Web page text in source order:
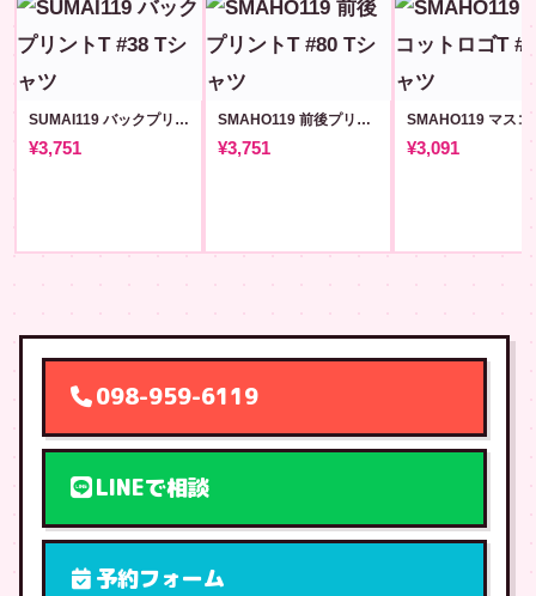
SUMAI119 バックプリントT #38
¥3,751
SMAHO119 前後プリントT #80
¥3,751 ¥3,091
098-959-6119
LINEで相談
予約フォーム